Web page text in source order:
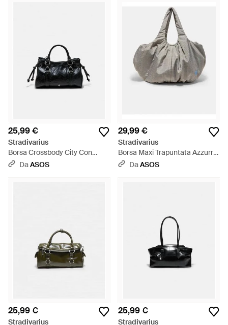
25,99 €
Stradivarius
Borsa Crossbody City Con
Dettaglio Annodato Nera -
DaASOS
29,99 €
Stradivarius
Borsa Maxi Trapuntata Azzurro
Cielo - Grigio
DaASOS
25,99 €
Stradivarius
25,99 €
Stradivarius